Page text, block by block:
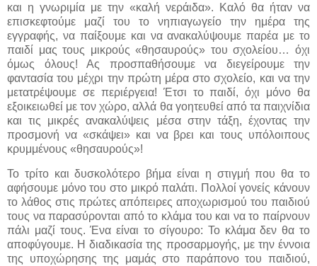
και η γνωριμία με την «καλή νεράιδα». Καλό θα ήταν να
επισκεφτούμε μαζί του το νηπιαγωγείο την ημέρα της
εγγραφής, να παίξουμε και να ανακαλύψουμε παρέα με το
παιδί μας τους μικρούς «θησαυρούς» του σχολείου… όχι
όμως όλους! Ας προσπαθήσουμε να διεγείρουμε την
φαντασία του μέχρι την πρώτη μέρα στο σχολείο, και να την
μετατρέψουμε σε περιέργεια! Έτσι το παιδί, όχι μόνο θα
εξοικειωθεί με τον χώρο, αλλά θα γοητευθεί από τα παιχνίδια
και τις μικρές ανακαλύψεις μέσα στην τάξη, έχοντας την
προσμονή να «σκάψει» και να βρει και τους υπόλοιπους
κρυμμένους «θησαυρούς»!
Το τρίτο και δυσκολότερο βήμα είναι η στιγμή που θα το
αφήσουμε μόνο του στο μικρό παλάτι. Πολλοί γονείς κάνουν
το λάθος στις πρώτες απόπειρες αποχωρισμού του παιδιού
τους να παρασύρονται από το κλάμα του και να το παίρνουν
πάλι μαζί τους. Ένα είναι το σίγουρο: Το κλάμα δεν θα το
αποφύγουμε. Η διαδικασία της προσαρμογής, με την έννοια
της υποχώρησης της μαμάς στο παράπονο του παιδιού,